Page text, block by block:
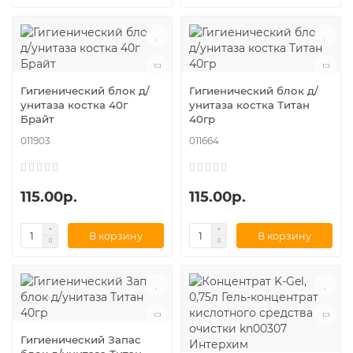
Гигиенический блок д/
унитаза костка 40г
Брайт
011903
115.00р.
В корзину
Гигиенический блок д/
унитаза костка Титан
40гр
011664
115.00р.
В корзину
Гигиенический Запас